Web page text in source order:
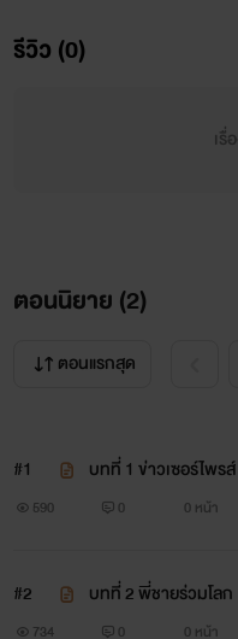
เกลียดชังคนที่ได้ชื่อว่าพ่อ ค
เมืองไทย แต่สิ่งที่เขานำก
เพราะหัวใจวูบไหว เต้นแปล
สุดท้ายก็หนีคนที่มาเพราะเ
"ออกไป! ฉันบอกให้ออกไปจ
รีวิว (0)
เรื่
ตอนนิยาย (2)
ตอนแรกสุด
#1 บทที่ 1 ข่าวเซอร์ไพรส์
590 0 0 หน้า
#2 บทที่ 2 พี่ชายร่วมโลก
734 0 0 หน้า